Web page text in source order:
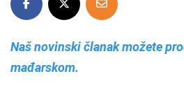
Naš novinski članak možete
mađarskom.